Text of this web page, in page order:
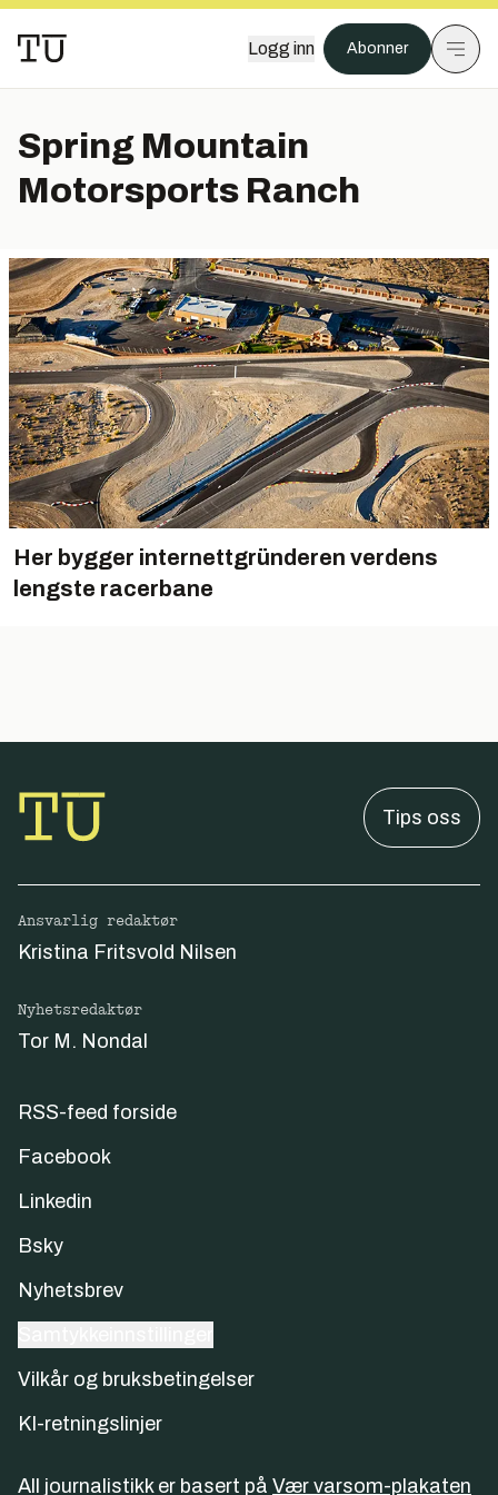
Logg inn Abonner
Spring Mountain
Motorsports Ranch
Her bygger internettgründeren verdens
lengste racerbane
Tips oss
Ansvarlig redaktør
Kristina Fritsvold Nilsen
Nyhetsredaktør
Tor M. Nondal
RSS-feed forside
Facebook
Linkedin
Bsky
Nyhetsbrev
Vilkår og bruksbetingelser
KI-retningslinjer
All journalistikk er basert på Vær varsom-plakaten